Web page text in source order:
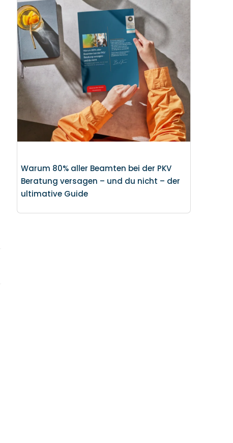
Warum 80% aller Beamten bei der PKV
Beratung versagen – und du nicht – der
ultimative Guide